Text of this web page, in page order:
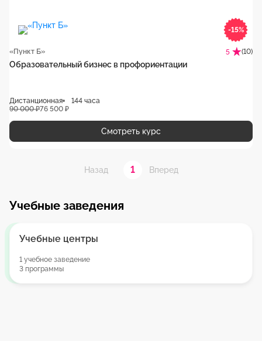
-15%
«Пункт Б» 5 (10)
Образовательный бизнес в профориентации
Дистанционная
144 часа
90 000 ₽76 500 ₽
Смотреть курс
Назад 1 Вперед
Учебные заведения
Учебные центры
1 учебное заведение
3 программы